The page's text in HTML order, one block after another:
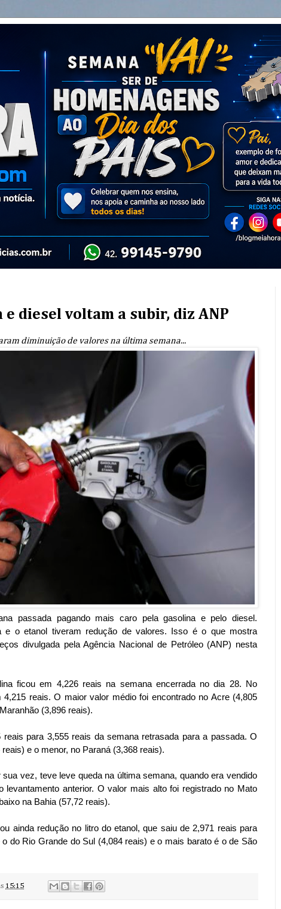
e diesel voltam a subir, diz ANP
diminuição de valores na última semana...
passada pagando mais caro pela gasolina e pelo diesel.
e o etanol tiveram redução de valores. Isso é o que mostra
divulgada pela Agência Nacional de Petróleo (ANP) nesta
ficou em 4,226 reais na semana encerrada no dia 28. No
4,215 reais. O maior valor médio foi encontrado no Acre (4,805
(3,896 reais).
para 3,555 reais da semana retrasada para a passada. O
e o menor, no Paraná (3,368 reais).
vez, teve leve queda na última semana, quando era vendido
levantamento anterior. O valor mais alto foi registrado no Mato
na Bahia (57,72 reais).
ainda redução no litro do etanol, que saiu de 2,971 reais para
do Rio Grande do Sul (4,084 reais) e o mais barato é o de São
15:15